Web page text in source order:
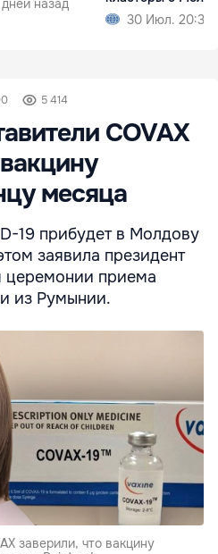
30 Июл. 20:36
5 414
COVAX
месяца
19 прибудет в Молдову
заявила президент
приема
из Румынии.
заверили, что вакцину